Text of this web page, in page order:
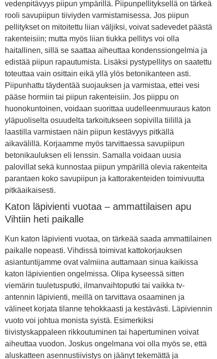
vedenpitävyys piipun ympärillä. Piipunpellityksellä on tärkeä
rooli savupiipun tiiviyden varmistamisessa. Jos piipun
pellitykset on mitoitettu liian väljiksi, voivat sadevedet päästä
rakenteisiin; mutta myös liian tiukka pellitys voi olla
haitallinen, sillä se saattaa aiheuttaa kondenssiongelmia ja
edistää piipun rapautumista. Lisäksi pystypellitys on saatettu
toteuttaa vain osittain eikä yllä ylös betonikanteen asti.
Piipunhattu täydentää suojauksen ja varmistaa, ettei vesi
pääse hormiin tai piipun rakenteisiin. Jos piippu on
huonokuntoinen, voidaan suorittaa uudelleenmuuraus katon
yläpuoliselta osuudelta tarkoitukseen sopivilla tiilillä ja
laastilla varmistaen näin piipun kestävyys pitkällä
aikavälillä. Korjaamme myös tarvittaessa savupiipun
betonikauluksen eli lenssin. Samalla voidaan uusia
palovillat sekä kunnostaa piipun ympärillä olevia rakenteita
parantaen koko savupiipun ja kattorakenteiden toimivuutta
pitkäaikaisesti.
Katon läpivienti vuotaa – ammattilaisen apu
Vihtiin heti paikalle
Kun katon läpivienti vuotaa, on tärkeää saada ammattilainen
paikalle nopeasti. Vihdissä toimivat kattokorjauksen
asiantuntijamme ovat valmiina auttamaan sinua kaikissa
katon läpivientien ongelmissa. Olipa kyseessä sitten
viemärin tuuletusputki, ilmanvaihtoputki tai vaikka tv-
antennin läpivienti, meillä on tarvittava osaaminen ja
välineet korjata tilanne tehokkaasti ja kestävästi. Läpiviennin
vuoto voi johtua monista syistä. Esimerkiksi
tiivistyskappaleen rikkoutuminen tai hapertuminen voivat
aiheuttaa vuodon. Joskus ongelmana voi olla myös se, että
aluskatteen asennustiivistys on jäänyt tekemättä ja